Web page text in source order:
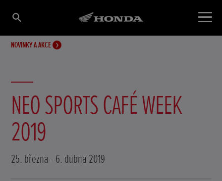
NOVINKY A AKCE
NEO SPORTS CAFÉ WEEK
2019
25. března - 6. dubna 2019